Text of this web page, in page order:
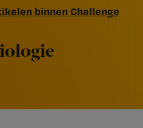
binnen Challenge